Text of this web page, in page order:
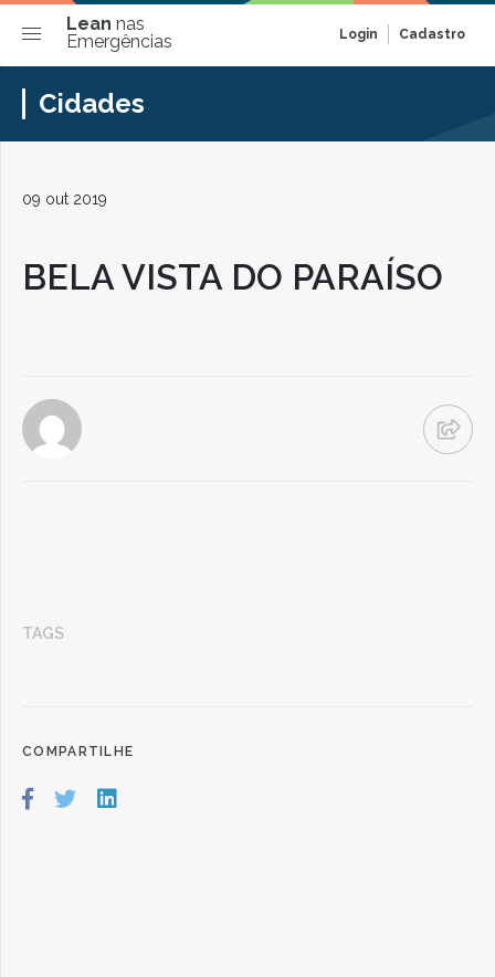
Lean nas
Emergências
Login Cadastro
Cidades
09 out 2019
BELA VISTA DO PARAÍSO
TAGS
COMPARTILHE